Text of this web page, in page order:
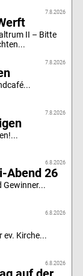
7.8.2026
II – Bitte
7.8.2026
7.8.2026
6.8.2026
Abend 26
Gewinner...
6.8.2026
ev. Kirche...
6.8.2026